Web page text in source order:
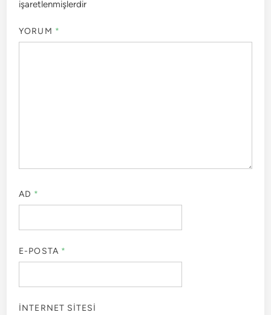
işaretlenmişlerdir
YORUM *
AD *
E-POSTA *
İNTERNET SITESI